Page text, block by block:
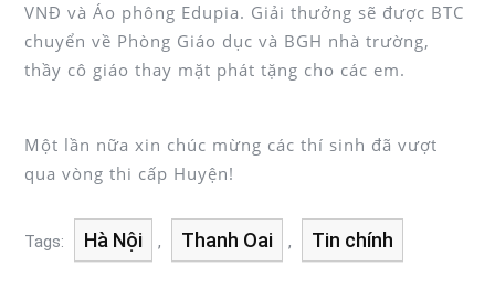
VNĐ và Áo phông Edupia. Giải thưởng sẽ được BTC
chuyển về Phòng Giáo dục và BGH nhà trường,
thầy cô giáo thay mặt phát tặng cho các em.
Một lần nữa xin chúc mừng các thí sinh đã vượt
qua vòng thi cấp Huyện!
Tags: Hà Nội , Thanh Oai , Tin chính